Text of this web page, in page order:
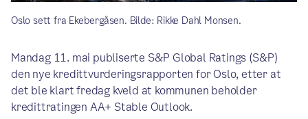
Oslo sett fra Ekebergåsen. Bilde: Rikke Dahl Monsen.
Mandag 11. mai publiserte S&P Global Ratings (S&P)
den nye kredittvurderingsrapporten for Oslo, etter at
det ble klart fredag kveld at kommunen beholder
kredittratingen AA+ Stable Outlook.